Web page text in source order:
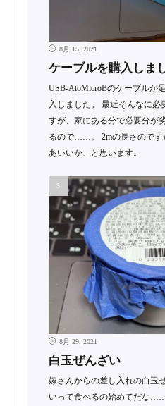
8月 15, 2021
ケーブルを購入しま
USB-AtoMicroBのケーブルが
入しました。 最近そんなに
すが、家にある分で必要分が
るので……。 2mの長さのです
あいいか、と思います。
8月 29, 2021
白玉ぜんざい
嫁さんからの差し入れの白玉
いって食べるの始めてだな